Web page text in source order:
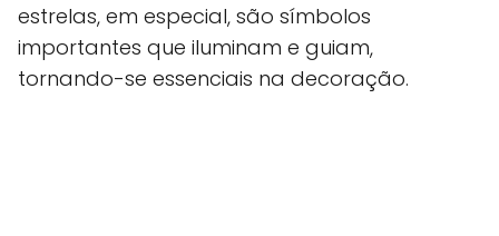
estrelas, em especial, são símbolos
importantes que iluminam e guiam,
tornando-se essenciais na decoração.